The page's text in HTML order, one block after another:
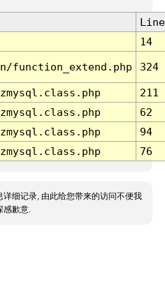
Line
14
function_extend.php 324
211
62
94
76
详细记录, 由此给您带来的访问不便我
感歉意.